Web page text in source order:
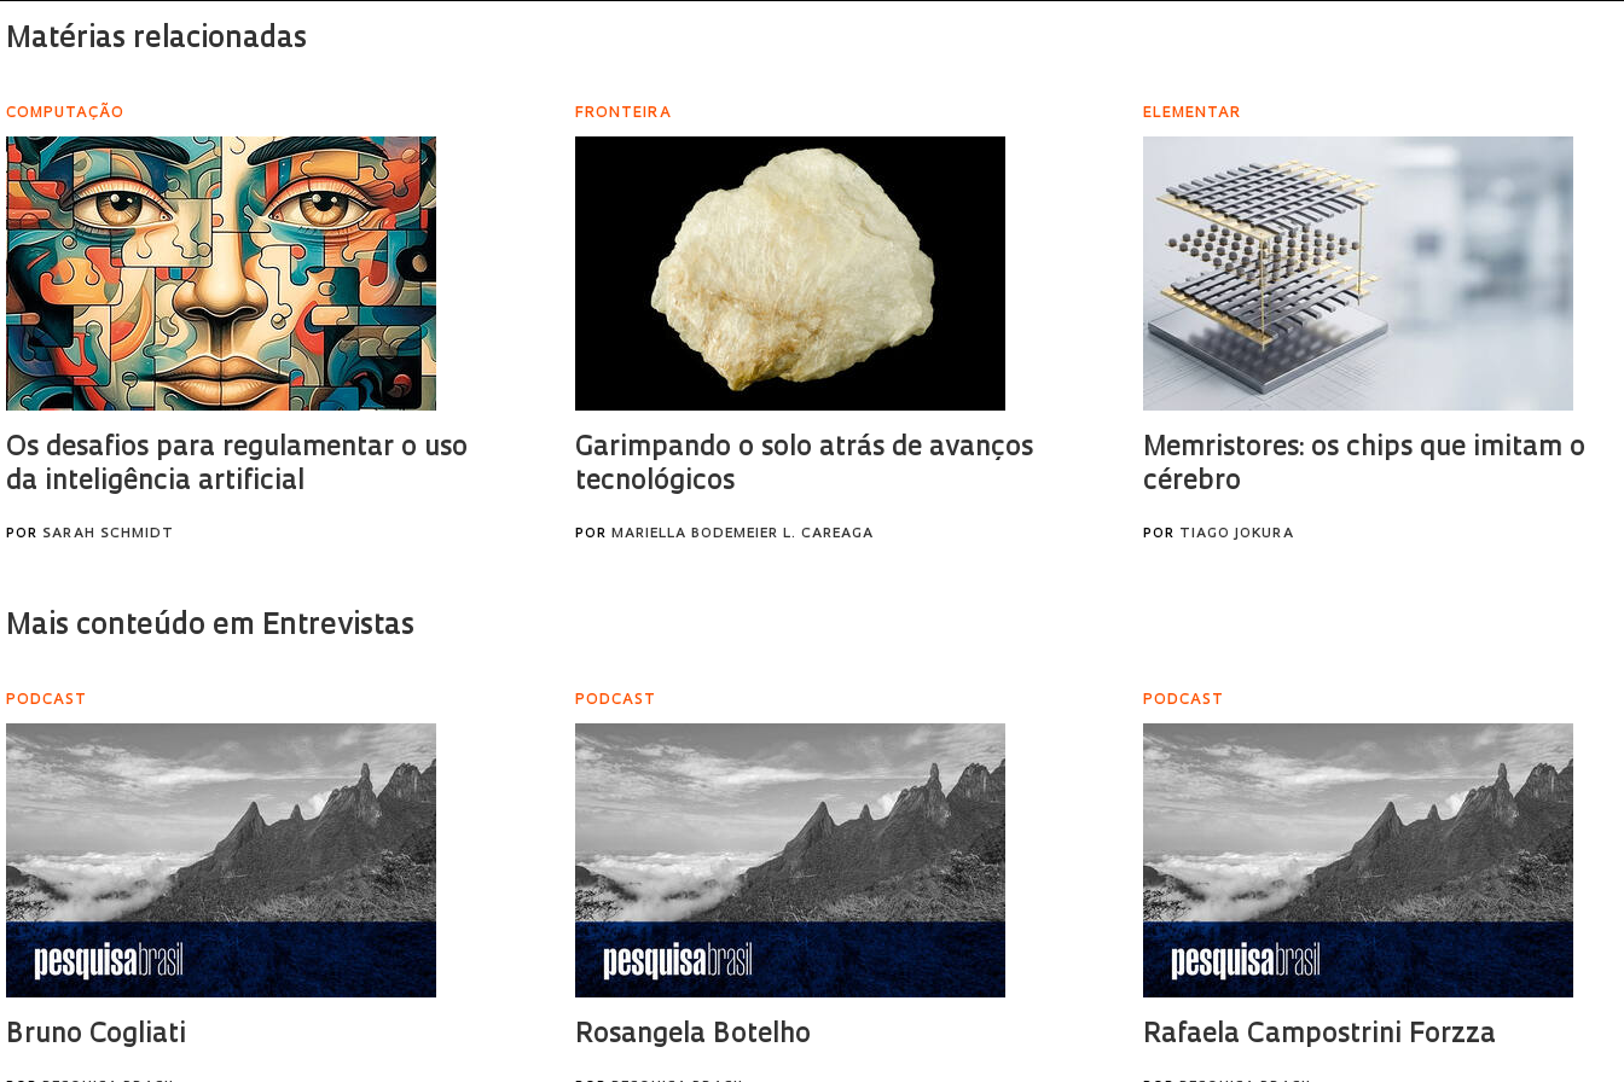
Matérias relacionadas
COMPUTAÇÃO
Os desafios para regulamentar o uso
da inteligência artificial
POR SARAH SCHMIDT
FRONTEIRA
Garimpando o solo atrás de avanços
tecnológicos
POR MARIELLA BODEMEIER L. CAREAGA
ELEMENTAR
Memristores: os chips que imitam o
cérebro
POR TIAGO JOKURA
Mais conteúdo em Entrevistas
PODCAST
Bruno Cogliati
PODCAST
Rosangela Botelho
PODCAST
Rafaela Campostrini Forzza